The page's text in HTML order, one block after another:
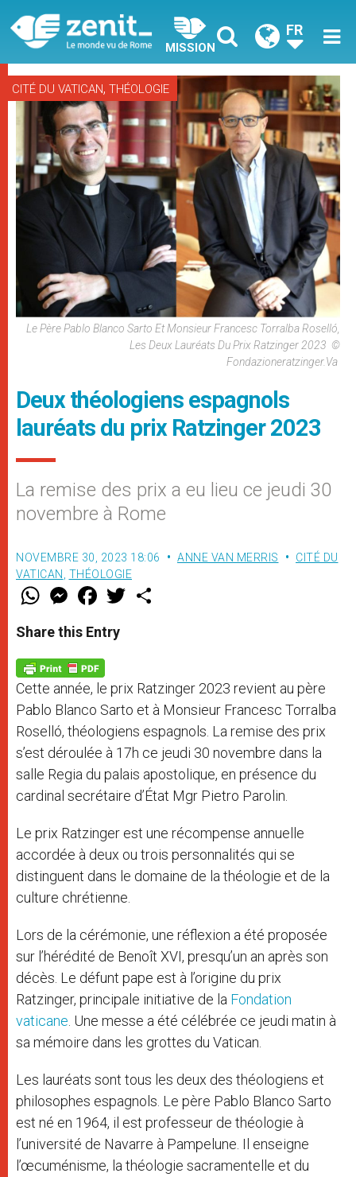
MISSION
FR
CITÉ DU VATICAN, THÉOLOGIE
Le Père Pablo Blanco Sarto Et Monsieur Francesc Torralba Roselló,
Les Deux Lauréats Du Prix Ratzinger 2023 ©
Fondazioneratzinger.va
Deux théologiens espagnols
lauréats du prix Ratzinger 2023
La remise des prix a eu lieu ce jeudi 30
novembre à Rome
NOVEMBRE 30, 2023 18:06 ANNE VAN MERRIS
CITÉ DU
VATICAN
THÉOLOGIE
W
t
s
p
p
M
e
s
e
g
e
r
F
a
e
b
o
k
w
Share this Entry
Cette année, le prix Ratzinger 2023 revient au père
Pablo Blanco Sarto et à Monsieur Francesc Torralba
Roselló, théologiens espagnols. La remise des prix
s’est déroulée à 17h ce jeudi 30 novembre dans la
salle Regia du palais apostolique, en présence du
cardinal secrétaire d’État Mgr Pietro Parolin.
Le prix Ratzinger est une récompense annuelle
accordée à deux ou trois personnalités qui se
distinguent dans le domaine de la théologie et de la
culture chrétienne.
Lors de la cérémonie, une réflexion a été proposée
sur l’hérédité de Benoît XVI, presqu’un an après son
décès. Le défunt pape est à l’origine du prix
Ratzinger, principale initiative de la Fondation
vaticane . Une messe a été célébrée ce jeudi matin à
sa mémoire dans les grottes du Vatican.
Les lauréats sont tous les deux des théologiens et
philosophes espagnols. Le père Pablo Blanco Sarto
est né en 1964, il est professeur de théologie à
l’université de Navarre à Pampelune. Il enseigne
l’œcuménisme, la théologie sacramentelle et du